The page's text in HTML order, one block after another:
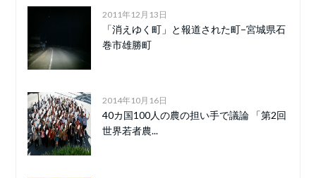
2011年12月13日
「消えゆく町」と報道された町−宮城県石
巻市雄勝町
2014年10月16日
40カ国100人の農の担い手で議論 「第2回
世界若者農...